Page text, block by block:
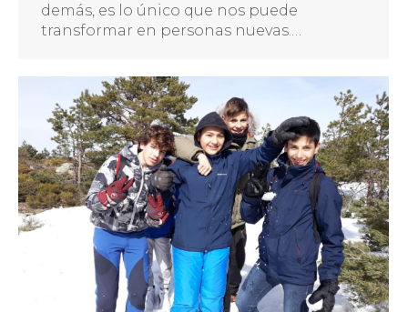
demás, es lo único que nos puede
transformar en personas nuevas.…